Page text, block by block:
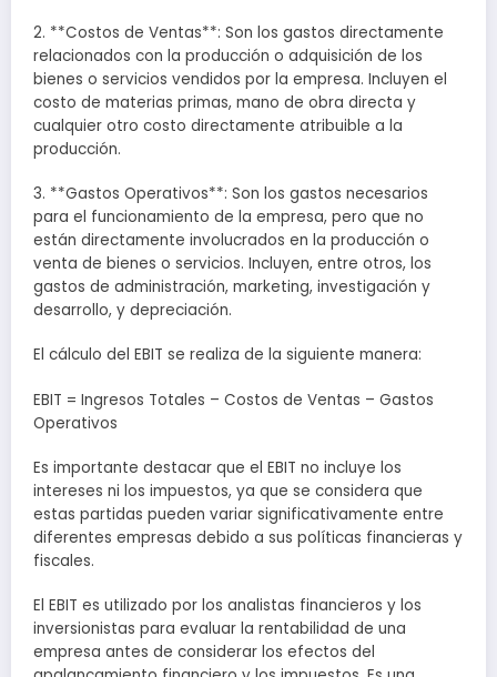
2. **Costos de Ventas**: Son los gastos directamente
relacionados con la producción o adquisición de los
bienes o servicios vendidos por la empresa. Incluyen el
costo de materias primas, mano de obra directa y
cualquier otro costo directamente atribuible a la
producción.
3. **Gastos Operativos**: Son los gastos necesarios
para el funcionamiento de la empresa, pero que no
están directamente involucrados en la producción o
venta de bienes o servicios. Incluyen, entre otros, los
gastos de administración, marketing, investigación y
desarrollo, y depreciación.
El cálculo del EBIT se realiza de la siguiente manera:
EBIT = Ingresos Totales – Costos de Ventas – Gastos
Operativos
Es importante destacar que el EBIT no incluye los
intereses ni los impuestos, ya que se considera que
estas partidas pueden variar significativamente entre
diferentes empresas debido a sus políticas financieras y
fiscales.
El EBIT es utilizado por los analistas financieros y los
inversionistas para evaluar la rentabilidad de una
empresa antes de considerar los efectos del